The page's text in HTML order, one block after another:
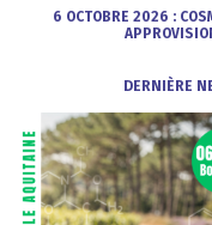
6 OCTOBRE 2026 :
DERNIÈRE N